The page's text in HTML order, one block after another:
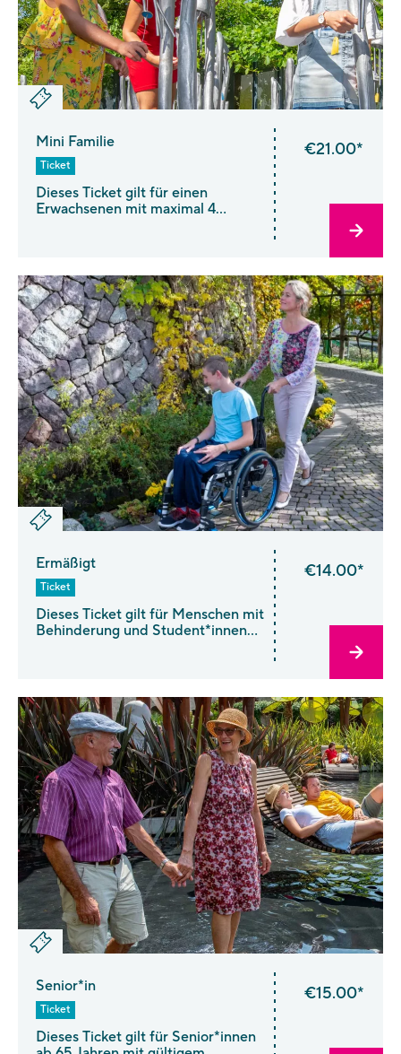
Mini Familie
Ticket
Dieses Ticket gilt für einen
Erwachsenen mit maximal 4
ein Spätherbst-Ticket. Birthday
Week Special: Vom 12.–19. Juli
erhalten Sie das
vergünstigte Birthday-Week-Mini
Familie Ticket!
€21.00*
Ermäßigt
Ticket
Dieses Ticket gilt für Menschen mit
Behinderung und Student*innen
Birthday Week Special: Vom 12.–
19. Juli erhalten Sie das
vergünstigte Birthday-Week-
Ermäßigt Ticket!
€14.00*
Senior*in
Ticket
Dieses Ticket gilt für Senior*innen
€15.00*